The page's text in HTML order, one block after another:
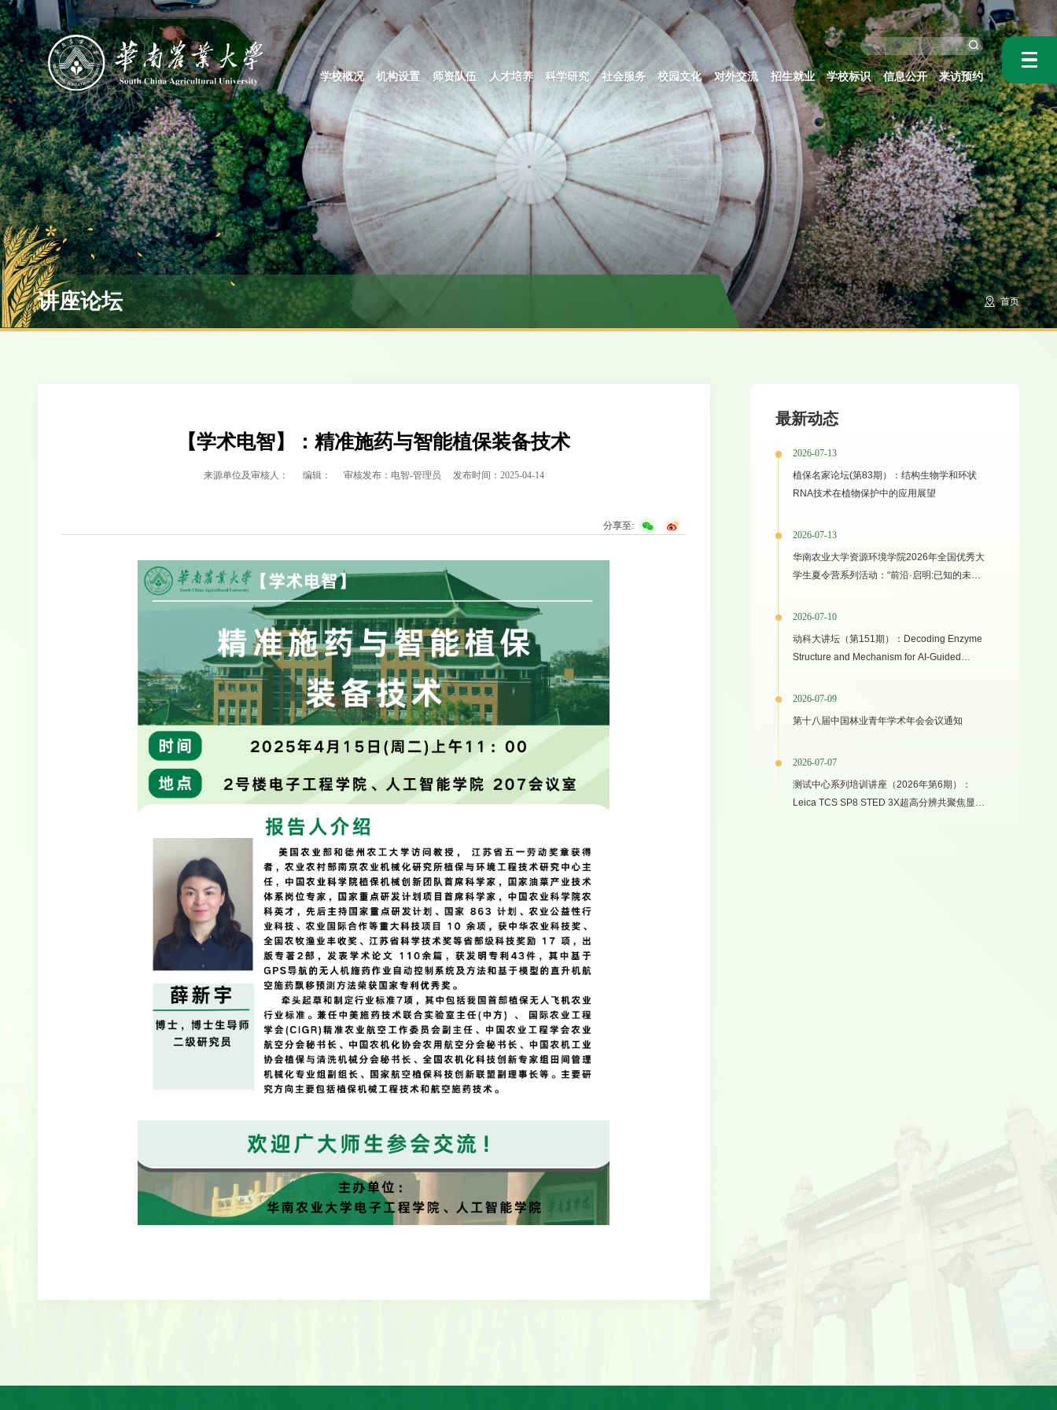
学校概况 机构设置 师资队伍 人才培养 科学研究 社会服务 校园文化 对外交流 招生就业 学校标识 信息公开 来访预约
讲座论坛 首页
【学术电智】：精准施药与智能植保装备技术
来源单位及审核人： 编辑： 审核发布：电智-管理员 发布时间：2025-04-14
分享至:
最新动态
2026-07-13
植保名家论坛(第83期）：结构生物学和环状
RNA技术在植物保护中的应用展望
2026-07-13
华南农业大学资源环境学院2026年全国优秀大
学生夏令营系列活动：“前沿·启明:已知的未知
2026-07-10
动科大讲坛（第151期）：Decoding Enzyme
Structure and Mechanism for AI-Guided
Green Manufacturing
2026-07-09
第十八届中国林业青年学术年会会议通知
2026-07-07
测试中心系列培训讲座（2026年第6期）：
Leica TCS SP8 STED 3X超高分辨共聚焦显微